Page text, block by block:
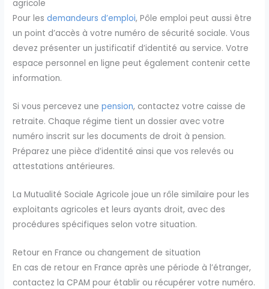
agricole
Pour lesdemandeurs d’emploi, Pôle emploi peut aussi être
un point d’accès à votre numéro de sécurité sociale. Vous
devez présenter un justificatif d’identité au service. Votre
espace personnel en ligne peut également contenir cette
information.
Si vous percevez unepension, contactez votre caisse de
retraite. Chaque régime tient un dossier avec votre
numéro inscrit sur les documents de droit à pension.
Préparez une pièce d’identité ainsi que vos relevés ou
attestations antérieures.
La Mutualité Sociale Agricole joue un rôle similaire pour les
exploitants agricoles et leurs ayants droit, avec des
procédures spécifiques selon votre situation.
Retour en France ou changement de situation
En cas de retour en France après une période à l’étranger,
contactez la CPAM pour établir ou récupérer votre numéro.